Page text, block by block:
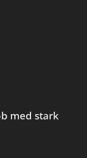
med stark